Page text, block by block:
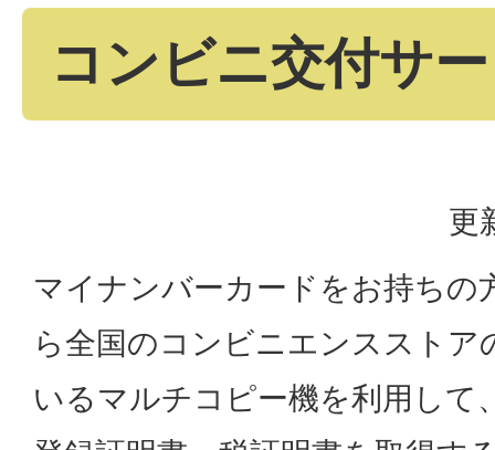
コンビニ交付サ
更
マイナンバーカードをお持ちの
ら全国のコンビニエンスストア
いるマルチコピー機を利用して